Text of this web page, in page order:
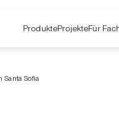
ProdukteProjekteFür
Santa Sofia